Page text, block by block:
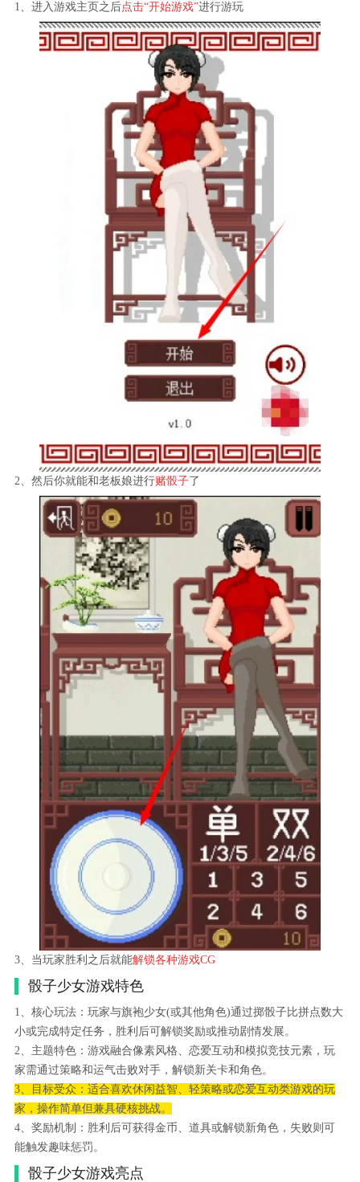
1、进入游戏主页之后点击“开始游戏”进行游玩
2、然后你就能和老板娘进行赌骰子了
3、当玩家胜利之后就能解锁各种游戏CG
骰子少女游戏特色
1、核心玩法：玩家与旗袍少女(或其他角色)通过掷骰子比拼点数大
小或完成特定任务，胜利后可解锁奖励或推动剧情发展。
2、主题特色：游戏融合像素风格、恋爱互动和模拟竞技元素，玩
家需通过策略和运气击败对手，解锁新关卡和角色。
3、目标受众：适合喜欢休闲益智、轻策略或恋爱互动类游戏的玩
家，操作简单但兼具硬核挑战。
4、奖励机制：胜利后可获得金币、道具或解锁新角色，失败则可
能触发趣味惩罚。
骰子少女游戏亮点